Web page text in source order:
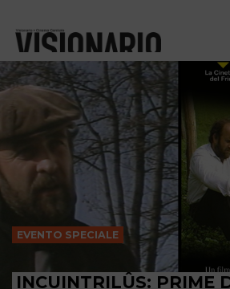
EVENTO SPECIALE
INCUINTRILÛS: PRIME